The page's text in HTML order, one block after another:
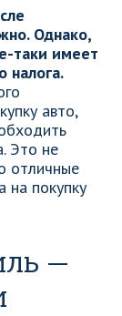
Однако,
таки имеет
налога.
авто,
Это не
отличные
на покупку
—